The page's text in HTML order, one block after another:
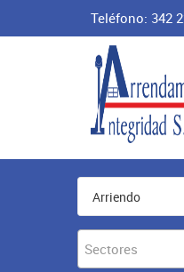
Teléfono: 342
Sectores